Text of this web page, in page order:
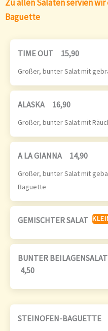
Zu allen Salaten servien
Baguette
TIME OUT 15,90
Großer, bunter Salat mit
ALASKA 16,90
Großer, bunter Salat mit
A LA GIANNA 14,90
Großer, bunter Salat mit
Baguette
GEMISCHTER SALAT
BUNTER BEILAGENSALAT
4,50
STEINOFEN-BAGUETTE